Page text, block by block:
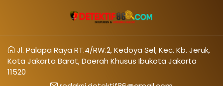
Jl. Palapa Raya RT.4/RW.2, Kedoya Sel, Kec. Kb. Jeruk,
Kota Jakarta Barat, Daerah Khusus Ibukota Jakarta
11520